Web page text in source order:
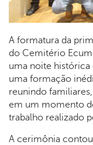
A formatura da
do Cemitério
uma noite
uma formação
reunindo
em um momento
trabalho realizado
A cerimônia